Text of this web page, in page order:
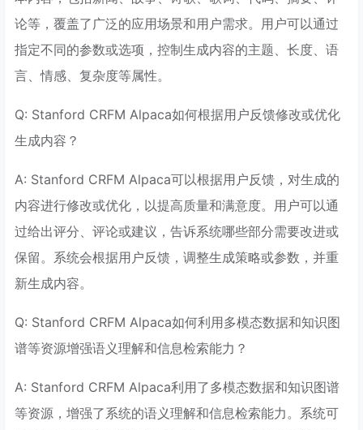
论等，覆盖了广泛的应用场景和用户需求。用户可以通过
指定不同的参数或选项，控制生成内容的主题、长度、语
言、情感、复杂度等属性。
Q: Stanford CRFM Alpaca如何根据用户反馈修改或优化
生成内容？
A: Stanford CRFM Alpaca可以根据用户反馈，对生成的
内容进行修改或优化，以提高质量和满意度。用户可以通
过给出评分、评论或建议，告诉系统哪些部分需要改进或
保留。系统会根据用户反馈，调整生成策略或参数，并重
新生成内容。
Q: Stanford CRFM Alpaca如何利用多模态数据和知识图
谱等资源增强语义理解和信息检索能力？
A: Stanford CRFM Alpaca利用了多模态数据和知识图谱
等资源，增强了系统的语义理解和信息检索能力。系统可